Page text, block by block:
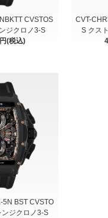
CVSTOS
ジクロノ3-S
(税込)
CVT-
S クス
5N BST CVSTO
ジクロノ3-S